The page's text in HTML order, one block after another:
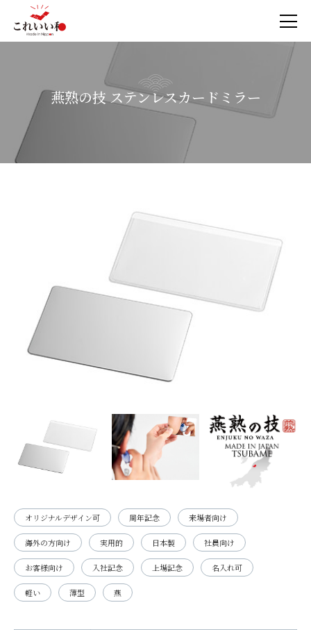
燕熟の技 ステンレスカードミラー
オリジナルデザイン可 周年記念 来場者向け
海外の方向け 実用的 日本製 社員向け
お客様向け 入社記念 上場記念 名入れ可
軽い 薄型 燕